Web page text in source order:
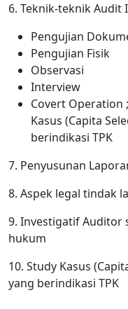
6. Teknik-teknik Audit
Pengujian
Pengujian Fisik
Observasi
Interview
Covert Operation
Kasus (Capita
berindikasi TPK
7. Penyusunan
8. Aspek legal tindak
9. Investigatif Auditor
hukum
10. Study Kasus
yang berindikasi TPK